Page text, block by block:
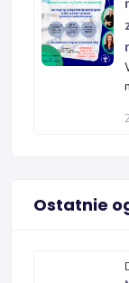
Ostatnie